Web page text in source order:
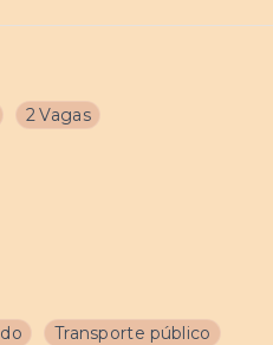
2 Vagas
Transporte público